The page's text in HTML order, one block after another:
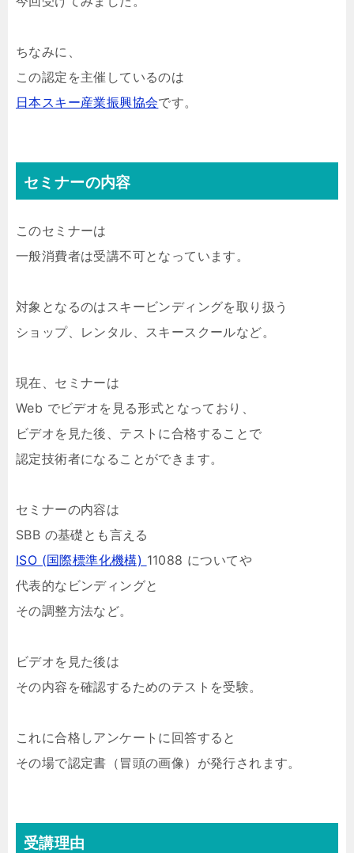
ちなみに、
この認定を主催しているのは
日本スキー産業振興協会です。
セミナーの内容
このセミナーは
一般消費者は受講不可となっています。
対象となるのはスキービンディングを取り扱う
ショップ、レンタル、スキースクールなど。
現在、セミナーは
Web でビデオを見る形式となっており、
ビデオを見た後、テストに合格することで
認定技術者になることができます。
セミナーの内容は
SBB の基礎とも言える
ISO (国際標準化機構) 11088 についてや
代表的なビンディングと
その調整方法など。
ビデオを見た後は
その内容を確認するためのテストを受験。
これに合格しアンケートに回答すると
その場で認定書（冒頭の画像）が発行されます。
受講理由